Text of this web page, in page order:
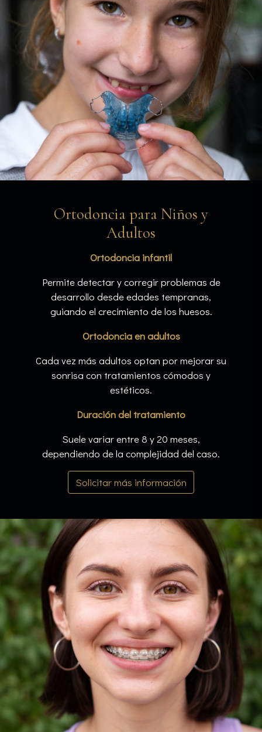
Ortodoncia para Niños y
Adultos
Ortodoncia infantil
Permite detectar y corregir problemas de
desarrollo desde edades tempranas,
guiando el crecimiento de los huesos.
Ortodoncia en adultos
Cada vez más adultos optan por mejorar su
sonrisa con tratamientos cómodos y
estéticos.
Duración del tratamiento
Suele variar entre 8 y 20 meses,
dependiendo de la complejidad del caso.
Solicitar más información